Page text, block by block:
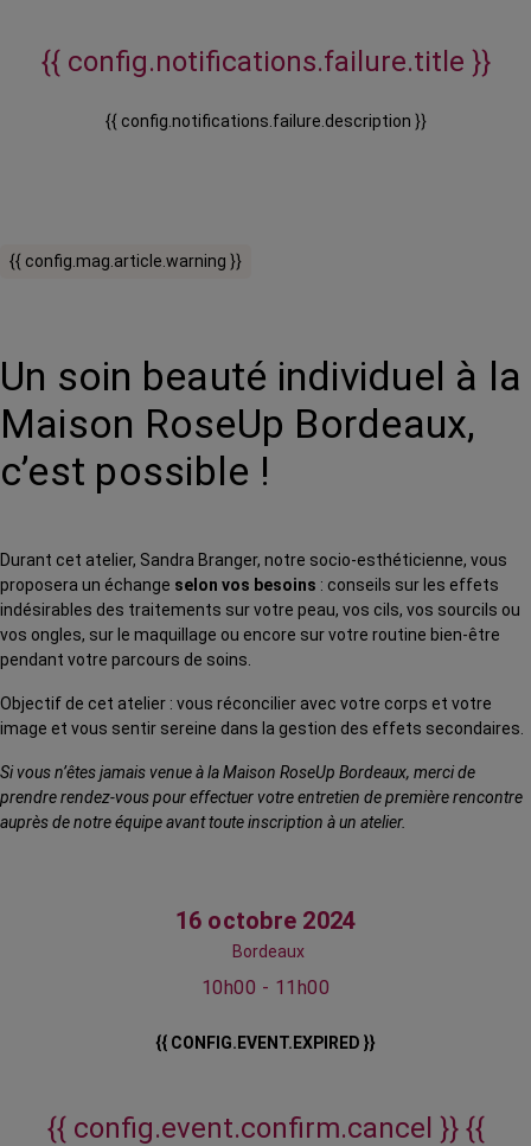
{{ config.notifications.failure.title }}
{{ config.notifications.failure.description }}
{{ config.mag.article.warning }}
Un soin beauté individuel à la
Maison RoseUp Bordeaux,
c’est possible !
Durant cet atelier, Sandra Branger, notre socio-esthéticienne, vous
proposera un échange selon vos besoins : conseils sur les effets
indésirables des traitements sur votre peau, vos cils, vos sourcils ou
vos ongles, sur le maquillage ou encore sur votre routine bien-être
pendant votre parcours de soins.
Objectif de cet atelier : vous réconcilier avec votre corps et votre
image et vous sentir sereine dans la gestion des effets secondaires.
Si vous n’êtes jamais venue à la Maison RoseUp Bordeaux, merci de
prendre rendez-vous pour effectuer votre entretien de première rencontre
auprès de notre équipe avant toute inscription à un atelier.
16 octobre 2024
Bordeaux
10h00 - 11h00
{{ CONFIG.EVENT.EXPIRED }}
{{ config.event.confirm.cancel }} {{